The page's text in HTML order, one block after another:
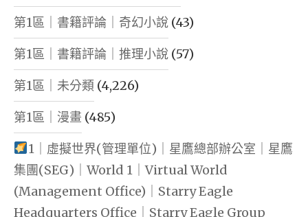
第1區｜書籍評論｜奇幻小說 (43)
第1區｜書籍評論｜推理小說 (57)
第1區｜未分類 (4,226)
第1區｜漫畫 (485)
1｜虛擬世界(管理單位)｜星鷹總部辦公室｜星鷹
集團(SEG)｜World 1｜Virtual World
(Management Office)｜Starry Eagle
Headquarters Office｜Starry Eagle Group